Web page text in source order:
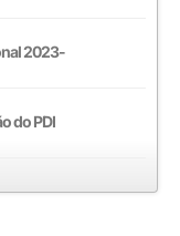
2023-
do PDI